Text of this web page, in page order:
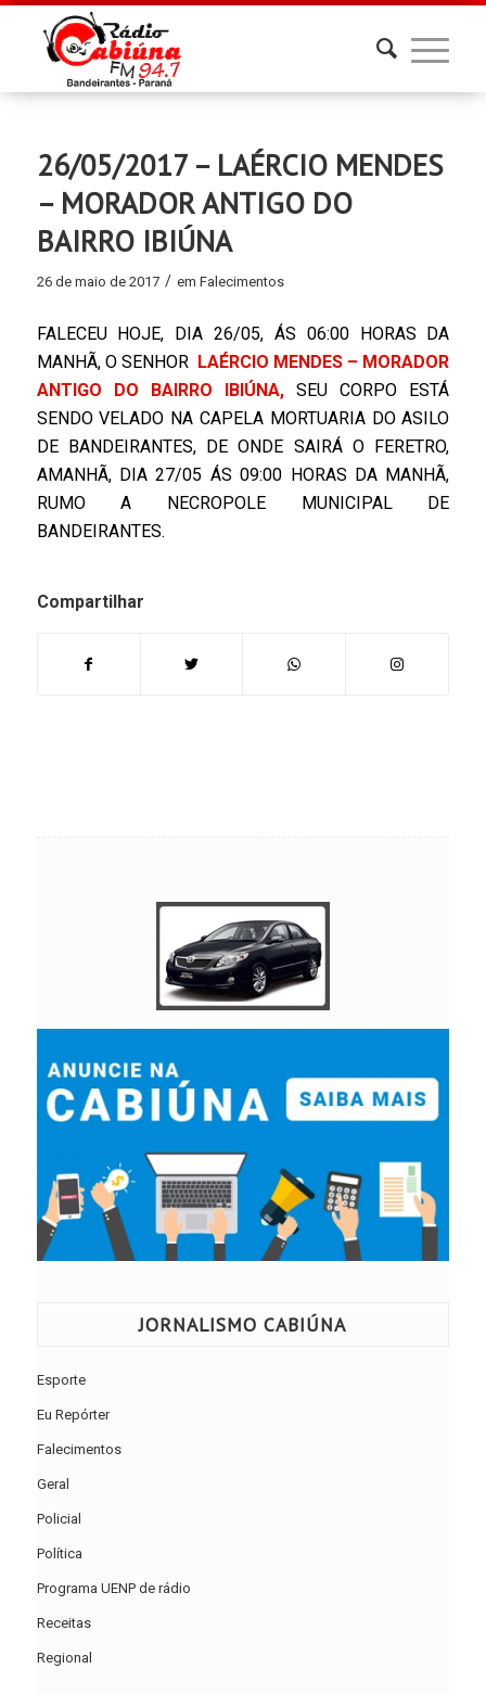
26/05/2017 – LAÉRCIO MENDES
– MORADOR ANTIGO DO
BAIRRO IBIÚNA
26 de maio de 2017 / em Falecimentos
FALECEU HOJE, DIA 26/05, ÁS 06:00 HORAS DA
MANHÃ, O SENHORLAÉRCIO MENDES – MORADOR
ANTIGO DO BAIRRO IBIÚNA,SEU CORPO ESTÁ
SENDO VELADO NA CAPELA MORTUARIA DO ASILO
DE BANDEIRANTES, DE ONDE SAIRÁ O FERETRO,
AMANHÃ, DIA 27/05 ÁS 09:00 HORAS DA MANHÃ,
RUMO A NECROPOLE MUNICIPAL DE
BANDEIRANTES.
Compartilhar
JORNALISMO CABIÚNA
Esporte
Eu Repórter
Falecimentos
Geral
Policial
Política
Programa UENP de rádio
Receitas
Regional